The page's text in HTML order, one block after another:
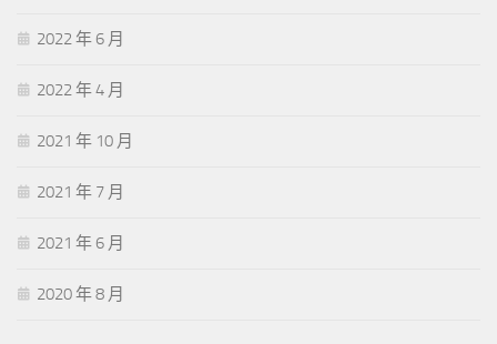
2022 年 6 月
2022 年 4 月
2021 年 10 月
2021 年 7 月
2021 年 6 月
2020 年 8 月